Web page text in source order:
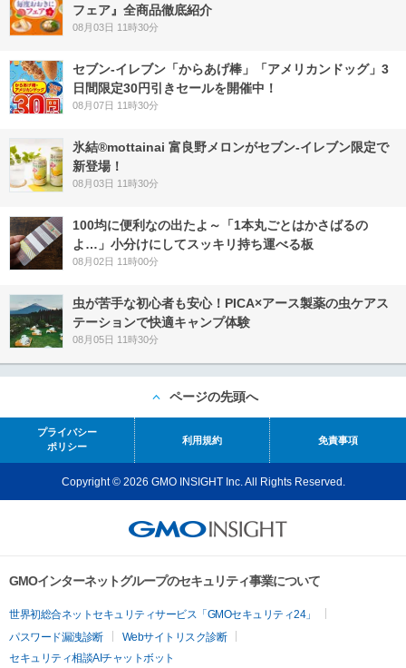
フェア』全商品徹底紹介
08月03日 11時30分
セブン‐イレブン「からあげ棒」「アメリカンドッグ」3
日間限定30円引きセールを開催中！
08月07日 11時30分
氷結®mottainai 富良野メロンがセブン‐イレブン限定で
新登場！
08月03日 11時30分
100均に便利なの出たよ～「1本丸ごとはかさばるの
よ…」小分けにしてスッキリ持ち運べる板
08月02日 11時00分
虫が苦手な初心者も安心！PICA×アース製薬の虫ケアス
テーションで快適キャンプ体験
08月05日 11時30分
ページの先頭へ
プライバシー
ポリシー
利用規約 免責事項
Copyright © 2026 GMO INSIGHT Inc. All Rights Reserved.
GMOインターネットグループのセキュリティ事業について
世界初総合ネットセキュリティサービス「GMOセキュリティ24」
パスワード漏洩診断
Webサイトリスク診断
セキュリティ相談AIチャットボット